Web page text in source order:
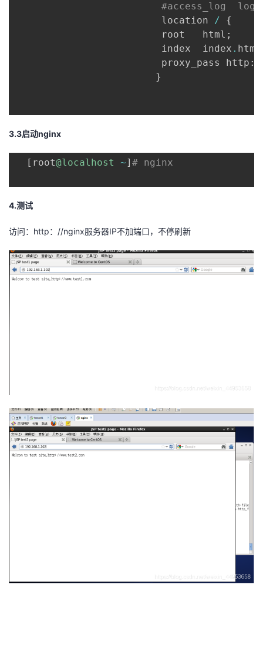
#access_log
                         location
/
{
                         root   html
;
                         index  index
.
                         proxy_pass http
:
}
3.3启动nginx
[ root@localhost ~] # nginx
4.测试
访问：http：//nginx服务器IP不加端口，不停刷新